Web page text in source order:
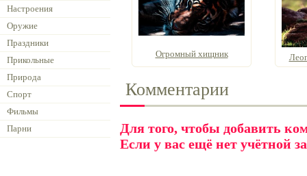
Настроения
Оружие
Праздники
Прикольные
Природа
Спорт
Фильмы
Парни
Огромный хищник
Комментарии
Для того, чтобы добавить
Если у вас ещё нет учётной